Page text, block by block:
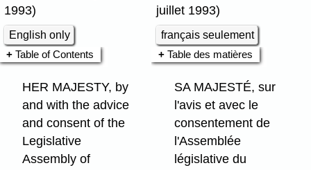
1993)
juillet 1993)
English only
français seulement
Table of Contents
Table des matières
HER MAJESTY, by
and with the advice
and consent of the
Legislative
Assembly of
SA MAJESTÉ, sur
l'avis et avec le
consentement de
l'Assemblée
législative du